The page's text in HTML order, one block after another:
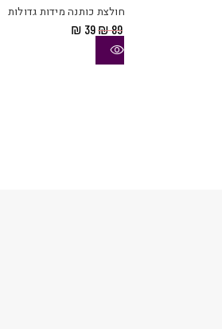
חולצת כותנה מידות גדולות
₪89
המחיר
המקורי
₪ 89.
₪ 39